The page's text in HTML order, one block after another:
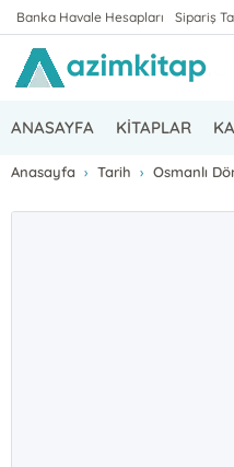
Banka Havale Hesapları Sipariş
ANASAYFA KİTAPLAR
Anasayfa Tarih Osmanlı